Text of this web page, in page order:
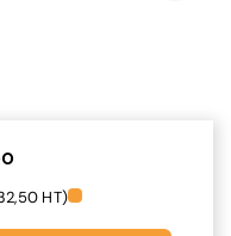
HT)